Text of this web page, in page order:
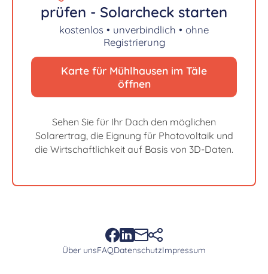
prüfen - Solarcheck starten
kostenlos • unverbindlich • ohne
Registrierung
Karte für Mühlhausen im Täle
öffnen
Sehen Sie für Ihr Dach den möglichen
Solarertrag, die Eignung für Photovoltaik und
die Wirtschaftlichkeit auf Basis von 3D-Daten.
Über unsFAQDatenschutzImpressum